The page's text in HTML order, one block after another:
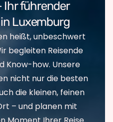
Ihr führender
Luxemburg
heißt, unbeschwert
begleiten Reisende
Know-how. Unsere
nicht nur die besten
die kleinen, feinen
– und planen mit